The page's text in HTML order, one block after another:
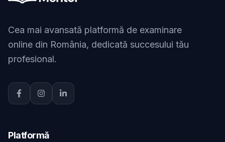
Cea mai avansată platformă de examinare
online din România, dedicată succesului tău
profesional.
Platformă